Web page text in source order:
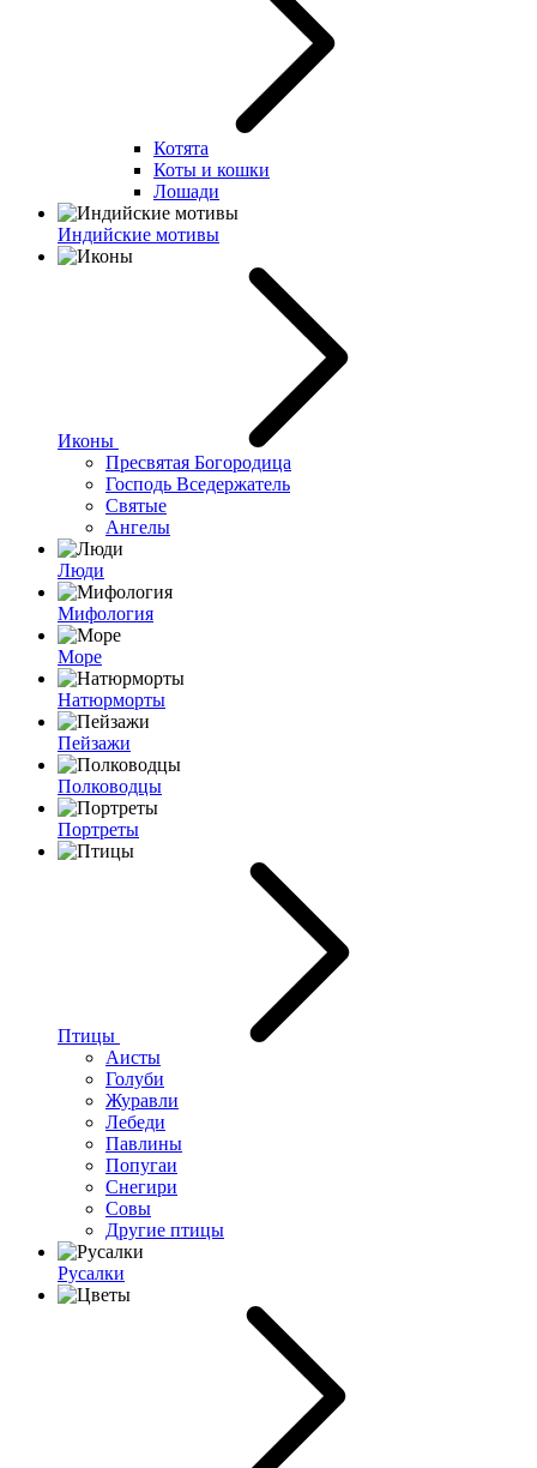
Котята
Коты и кошки
Лошади
Индийские мотивы
Иконы
Пресвятая Богородица
Господь Вседержатель
Святые
Ангелы
Люди
Мифология
Море
Натюрморты
Пейзажи
Полководцы
Портреты
Птицы
Аисты
Голуби
Журавли
Лебеди
Павлины
Попугаи
Снегири
Совы
Другие птицы
Русалки